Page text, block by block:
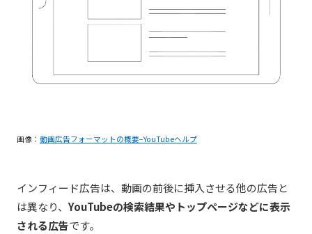
画像： 動画広告フォーマットの概要−YouTubeヘルプ
インフィード広告は、動画の前後に挿入させる他の広告と
は異なり、YouTubeの検索結果やトップページなどに表示
される広告です。